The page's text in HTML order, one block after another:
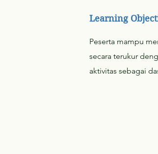
Learning
Peserta mampu
secara terukur
aktivitas sebagai